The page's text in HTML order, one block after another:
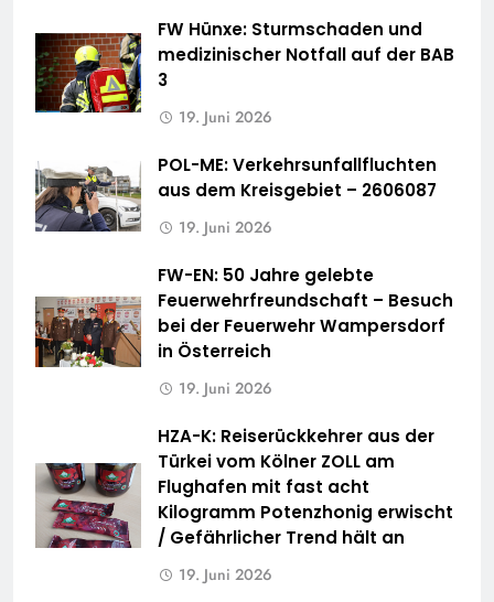
FW Hünxe: Sturmschaden und
medizinischer Notfall auf der BAB
3
19. Juni 2026
POL-ME: Verkehrsunfallfluchten
aus dem Kreisgebiet – 2606087
19. Juni 2026
FW-EN: 50 Jahre gelebte
Feuerwehrfreundschaft – Besuch
bei der Feuerwehr Wampersdorf
in Österreich
19. Juni 2026
HZA-K: Reiserückkehrer aus der
Türkei vom Kölner ZOLL am
Flughafen mit fast acht
Kilogramm Potenzhonig erwischt
/ Gefährlicher Trend hält an
19. Juni 2026